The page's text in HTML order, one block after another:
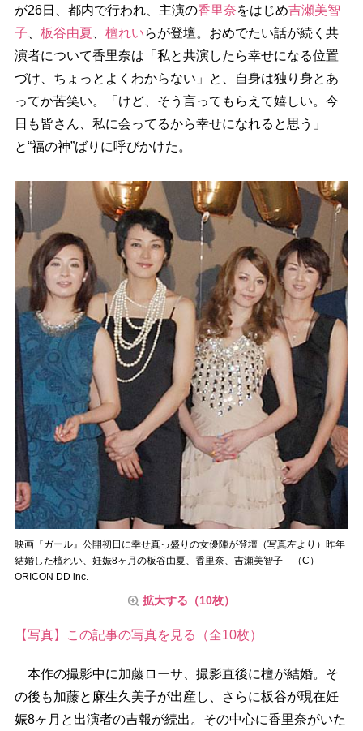
が26日、都内で行われ、主演の香里奈をはじめ吉瀬美智
子
板谷由夏 檀れいらが登壇。おめでたい話が続く共
演者について香里奈は「私と共演したら幸せになる位置
づけ、ちょっとよくわからない」と、自身は独り身とあ
ってか苦笑い。「けど、そう言ってもらえて嬉しい。今
日も皆さん、私に会ってるから幸せになれると思う」
と“福の神”ばりに呼びかけた。
映画『ガール』公開初日に幸せ真っ盛りの女優陣が登壇（写真左より）昨年
結婚した檀れい、妊娠8ヶ月の板谷由夏、香里奈、吉瀬美智子 （C）
ORICON DD inc.
拡大する（10枚）
【写真】この記事の写真を見る（全10枚）
本作の撮影中に加藤ローサ、撮影直後に檀が結婚。そ
の後も加藤と麻生久美子が出産し、さらに板谷が現在妊
娠8ヶ月と出演者の吉報が続出。その中心に香里奈がいた